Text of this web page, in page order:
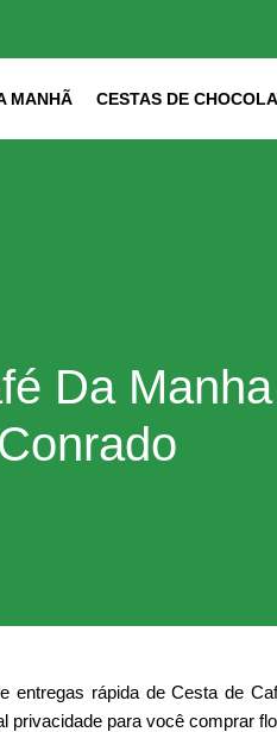
MANHÃ CESTAS DE
Da
Conrado
entregas rápida de Cesta de
privacidade para você comprar